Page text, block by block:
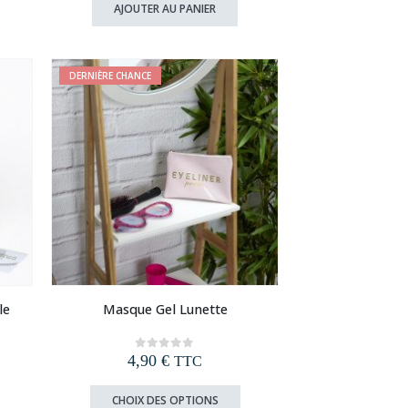
était : est :
AJOUTER AU PANIER
DERNIÈRE CHANCE
Masque Gel Lunette
0out of 5
4,90 € TTC
CHOIX DES OPTIONS